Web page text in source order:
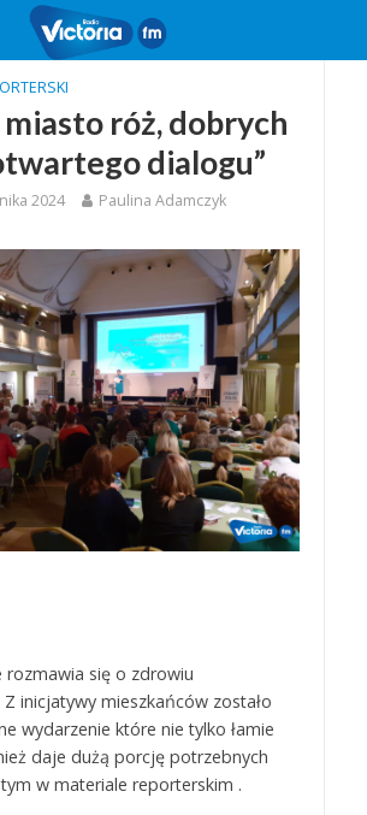
róż, dobrych
dialogu”
2024 Paulina Adamczyk
rozmawia się o zdrowiu
inicjatywy mieszkańców zostało
wydarzenie które nie tylko łamie
daje dużą porcję potrzebnych
w materiale reporterskim .